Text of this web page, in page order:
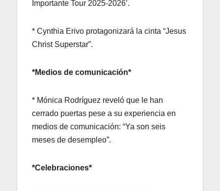
Importante Tour 2025-2026’.
* Cynthia Erivo protagonizará la cinta “Jesus
Christ Superstar”.
*Medios de comunicación*
* Mónica Rodríguez reveló que le han
cerrado puertas pese a su experiencia en
medios de comunicación: “Ya son seis
meses de desempleo”.
*Celebraciones*